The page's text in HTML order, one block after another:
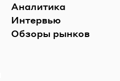
Аналитика
Интервью
Обзоры рынков